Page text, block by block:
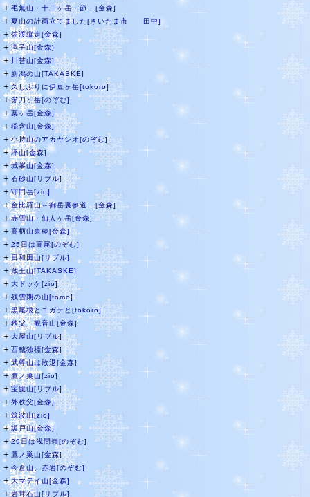
＋ 毛無山・十二ヶ岳・節...[金森]
＋ 夏山の計画立てました[さいたま市 田中]
＋佐渡縦走[金森]
＋滝子山[金森]
＋ 川苔山[金森]
＋ 新潟の山[TAKASKE]
＋久しぶりに伊豆ヶ岳[tokoro]
＋節刀ヶ岳[のぞむ]
＋ 粟ヶ岳[金森]
＋ 稲含山[金森]
＋小持山のアカヤシオ[のぞむ]
＋坪山[金森]
＋城峯山[金森]
＋ 石砂山[リブル]
＋守門岳[zio]
＋金比羅山～御岳裏参道...[金森]
＋赤雪山・仙人ヶ岳[金森]
＋ 高柄山東稜[金森]
＋ 25日は高尾[のぞむ]
＋日和田山[リブル]
＋蔵王山[TAKASKE]
＋ 大ドッケ[zio]
＋ 残雪期の山[tomo]
＋黒尾根とユガテと[tokoro]
＋秩父・観音山[金森]
＋ 大屋山[リブル]
＋ 西穂独標[金森]
＋武尊山は敗退[金森]
＋鷹ノ巣山[zio]
＋宝篋山[リブル]
＋ 外秩父[金森]
＋筑波山[zio]
＋坂戸山[金森]
＋29日は浅間嶺[のぞむ]
＋ 鷹ノ巣山[金森]
＋今倉山、赤岩[のぞむ]
＋大マテイ山[金森]
＋岩茸石山[リブル]